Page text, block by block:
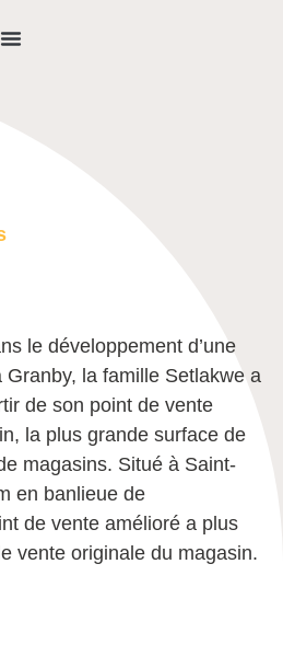
le développement d’une
la famille Setlakwe a
de son point de vente
la plus grande surface de
magasins. Situé à Saint-
en banlieue de
de vente amélioré a plus
vente originale du magasin.